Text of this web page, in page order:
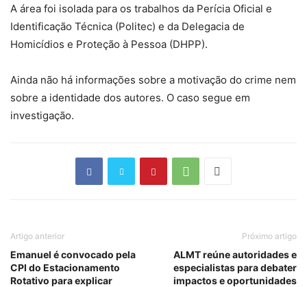
A área foi isolada para os trabalhos da Perícia Oficial e
Identificação Técnica (Politec) e da Delegacia de
Homicídios e Proteção à Pessoa (DHPP).
Ainda não há informações sobre a motivação do crime nem
sobre a identidade dos autores. O caso segue em
investigação.
Artigo anterior
Emanuel é convocado pela
CPI do Estacionamento
Rotativo para explicar
Próximo artigo
ALMT reúne autoridades e
especialistas para debater
impactos e oportunidades